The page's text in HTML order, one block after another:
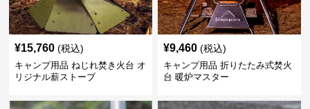
¥15,760 (税込)
キャンプ用品 ねじれ焚き火台 オ
リジナル薪ストーブ
¥9,460 (税込)
キャンプ用品 折りたたみ式焚火
台 暖炉マスター